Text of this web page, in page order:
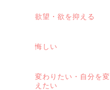
欲望・欲を抑える
悔しい
変わりたい・自分を変
えたい